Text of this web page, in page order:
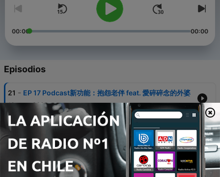
00:00 00:00
Episodios
21 - EP 17 Podcast新功能：抱怨老伴 feat. 愛碎碎念的外婆
12 ene. 2021
20 - EP 16 抱怨新工作和新生活；馬來Barber shop理髮奇
遇記 #珍惜生命#I Miss 麵粉糕
15 nov. 2020
19 - EP 15 改寫人生的志工旅行；志工Startup「First
Steps for Wildlife」 | 下集 feat. Ruyi